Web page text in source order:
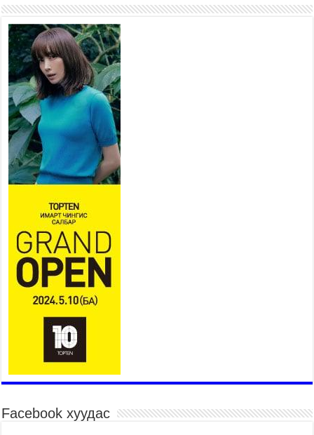
сууцны хангамжийн жилийн
2026 оны 7 сар 31 / 9 цаг 23 минут
Г.Жаргалсайхан: Энэ өвөл 400-
430 мянган тонн шахмал түлш
хэрэглэнэ
2026 оны 7 сар 30 / 15 цаг 35 минут
Нийслэлийн засаг даргын
нэгдүгээр орлогч Б.Мөнхбат
Денвер хот дахь Монгол
улсын өргөмжит консул
Ж.Вагенландертай уулзлаа
2026 оны 7 сар 30 / 15 цаг 30 минут
Нийслэл, дүүргийн шуурхай штабууд хүч,
хэрэгслийн бэлэн байдлыг ханган ажиллаж
байна
2026 оны 7 сар 30 / 15 цаг 24 минут
Бүгд Найрамдах Киргиз Улстай худалдаа,
тээвэр, логистикийн хамтын ажиллагааг
өргөжүүлнэ
2026 оны 7 сар 30 / 15 цаг 19 минут
Шадар сайд Н.Номтойбаяр яамдын Төрийн
нарийн бичгийн дарга нартай шуурхай
ногдуулахгүй байх эрх зүйн орчныг бүрдүүллээ
2026 оны 7 сар 30 / 15 цаг 02 минут
Facebook хуудас